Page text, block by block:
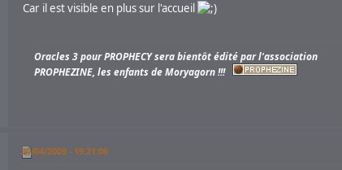
Car il est visible en plus sur l'accueil
Oracles 3 pour PROPHECY sera bientôt édité par l'association
PROPHEZINE, les enfants de Moryagorn !!!
30/04/2009 - 19:21:06